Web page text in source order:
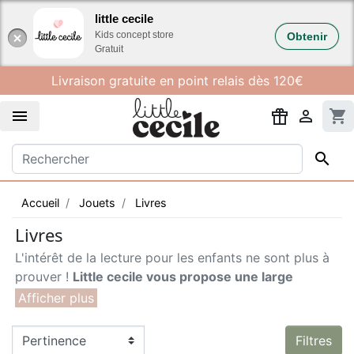
little cecile
Kids concept store
Gratuit
Obtenir
Livraison gratuite en point relais dès 120€
  shopping_cart

Accueil Jouets Livres
Livres
L'intérêt de la lecture pour les enfants ne sont plus à
prouver ! Little cecile vous propose une large
gamme de livres pour tous les âges et pour tous les
apprendre et découvrir les différents animaux, lesFiltres